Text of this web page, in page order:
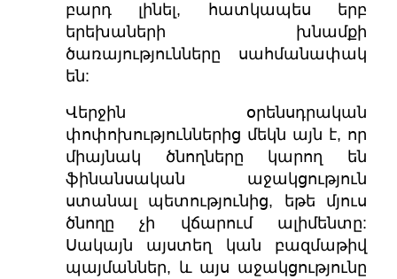
բարդ լինել, հատկապես երբ
երեխաների խնամքի
ծառայությունները սահմանափակ
են:
Վերջին օրենսդրական
փոփոխություններից մեկն այն ​​է, որ
միայնակ ծնողները կարող են
ֆինանսական աջակցություն
ստանալ պետությունից, եթե մյուս
ծնողը չի վճարում ալիմենտը:
Սակայն այստեղ կան բազմաթիվ
պայմաններ, և այս աջակցությունը